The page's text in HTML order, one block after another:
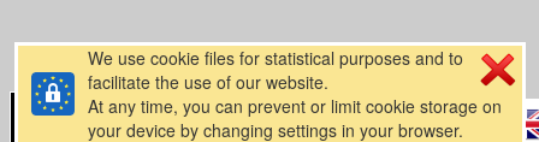
We use cookie files for statistical purposes and to
facilitate the use of our website.
At any time, you can prevent or limit cookie storage on
your device by changing settings in your browser.